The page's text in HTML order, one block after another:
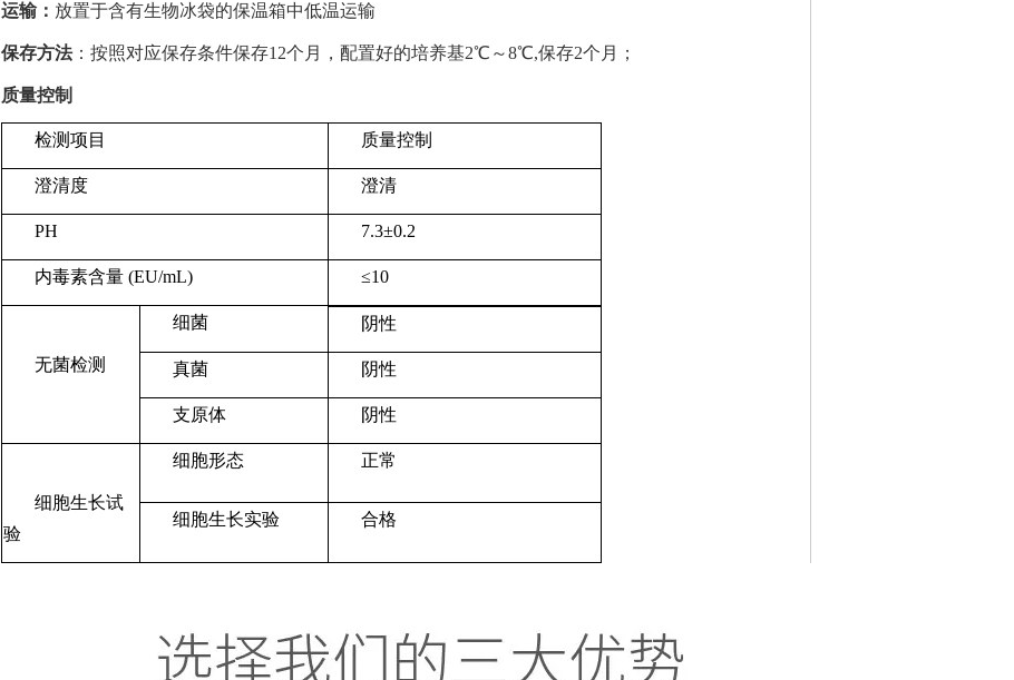
运输： 放置于含有生物冰袋的保温箱中低温运输
保存方法：按照对应保存条件保存12个月，配置好的培养基2℃～8℃,保存2个月；
质量控制
检测项目 质量控制
澄清度 澄清
PH 7.3±0.2
内毒素含量 (EU/mL) ≤10
无菌检测
细菌 阴性
真菌 阴性
支原体 阴性
细胞生长试
验
细胞形态 正常
细胞生长实验 合格